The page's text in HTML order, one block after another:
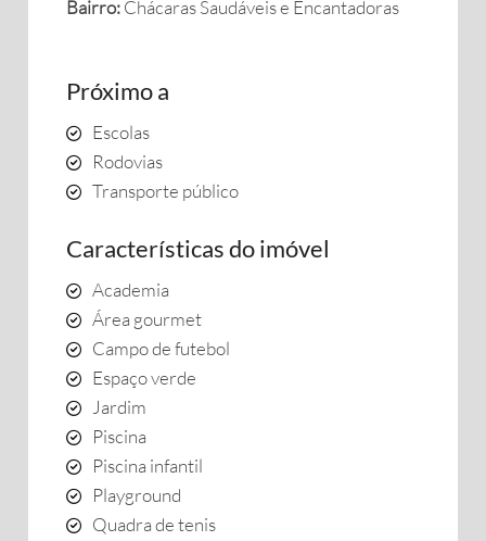
Bairro:Chácaras Saudáveis e Encantadoras
Próximo a
Escolas
Rodovias
Transporte público
Características do imóvel
Academia
Área gourmet
Campo de futebol
Espaço verde
Jardim
Piscina
Piscina infantil
Playground
Quadra de tenis